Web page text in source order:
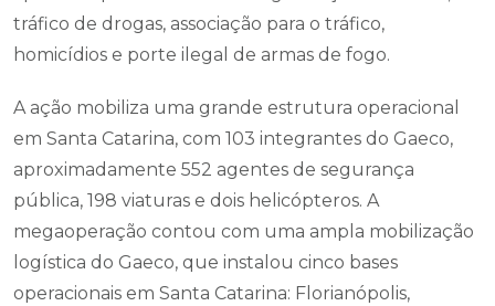
tráfico de drogas, associação para o tráfico,
homicídios e porte ilegal de armas de fogo.
A ação mobiliza uma grande estrutura operacional
em Santa Catarina, com 103 integrantes do Gaeco,
aproximadamente 552 agentes de segurança
pública, 198 viaturas e dois helicópteros. A
megaoperação contou com uma ampla mobilização
logística do Gaeco, que instalou cinco bases
operacionais em Santa Catarina: Florianópolis,